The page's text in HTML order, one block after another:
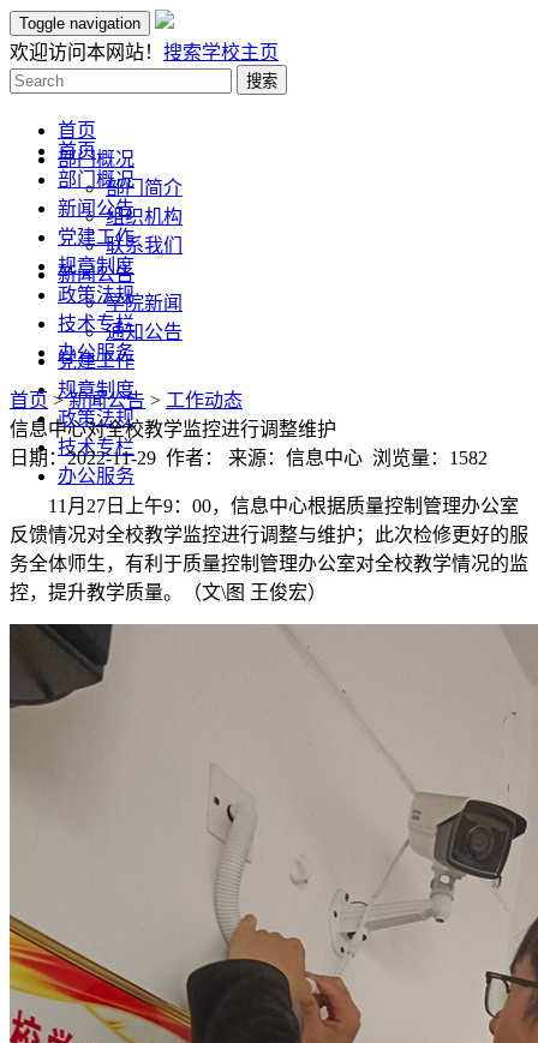
Toggle navigation
欢迎访问本网站！ 搜索学校主页
搜索
首页
部门概况
部门简介
组织机构
联系我们
新闻公告
学院新闻
通知公告
党建工作
规章制度
政策法规
技术专栏
办公服务
首页
部门概况
新闻公告
党建工作
规章制度
政策法规
技术专栏
办公服务
首页 >新闻公告 > 工作动态
信息中心对全校教学监控进行调整维护
日期：2022-11-29 作者： 来源：信息中心 浏览量： 1582
11月27日上午9：00，信息中心根据质量控制管理办公室
反馈情况对全校教学监控进行调整与维护；此次检修更好的服
务全体师生，有利于质量控制管理办公室对全校教学情况的监
控，提升教学质量。（文\图 王俊宏）